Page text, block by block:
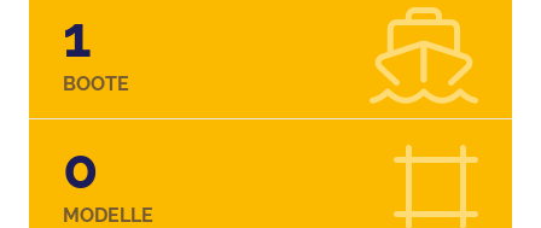
1
BOOTE
0
MODELLE